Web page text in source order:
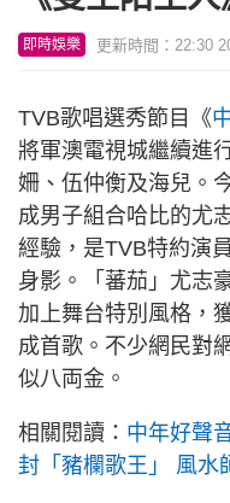
即時娛樂 更新時間：22:30
TVB歌唱選秀節目《
將軍澳電視城繼續進
姍、伍仲衡及海兒。
成男子組合哈比的尤
經驗，是TVB特約演
身影。「蕃茄」尤志
加上舞台特別風格，
成首歌。不少網民對
似八両金。
相關閱讀： 中年好聲
封「豬欄歌王」 風水